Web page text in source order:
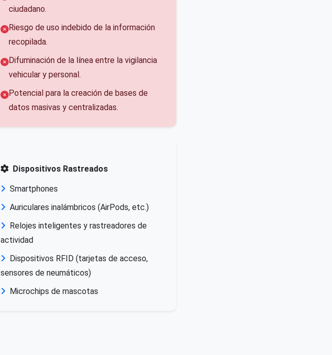
ciudadano.
Riesgo de uso indebido de la información
recopilada.
Difuminación de la línea entre la vigilancia
vehicular y personal.
Potencial para la creación de bases de
datos masivas y centralizadas.
Dispositivos Rastreados
Smartphones
Auriculares inalámbricos (AirPods, etc.)
Relojes inteligentes y rastreadores de
actividad
Dispositivos RFID (tarjetas de acceso,
sensores de neumáticos)
Microchips de mascotas